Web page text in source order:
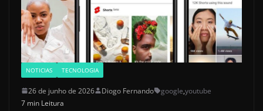
NOTICIAS TECNOLOGIA
26 de junho de 2026 Diogo Fernando google,youtube
7 min Leitura